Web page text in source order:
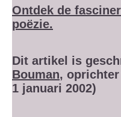
Ontdek de
poëzie.
Dit artikel is
Bouman,
1 januari 2002)